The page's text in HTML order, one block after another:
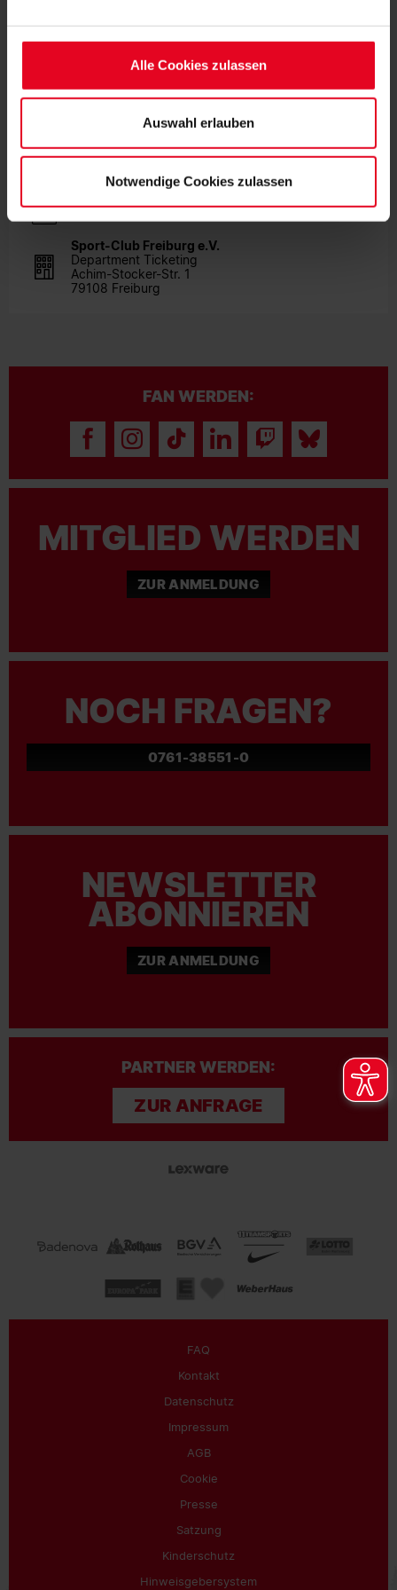
unbedingt erforderliche Cookies eingesetzt. Ihre etwaig
Weitere Informationen entnehmen Sie bitte unserer
Datenschutzerklärungund unseremImpressum."
Alle Cookies zulassen
Auswahl erlauben
Notwendige Cookies zulassen
KONTAKTDATEN
karten@scfreiburg.com
Sport-Club Freiburg e.V.
Department Ticketing
Achim-Stocker-Str. 1
79108 Freiburg
FAN WERDEN:
MITGLIED WERDEN
ZUR ANMELDUNG
NOCH FRAGEN?
0761-38551-0
NEWSLETTER
ABONNIEREN
ZUR ANMELDUNG
PARTNER WERDEN:
ZUR ANFRAGE
FAQ
Kontakt
Datenschutz
Impressum
AGB
Cookie
Presse
Satzung
Kinderschutz
Hinweisgebersystem